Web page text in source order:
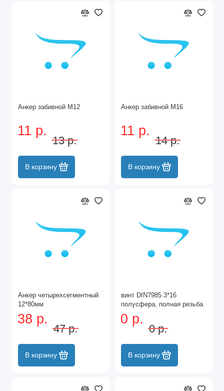
Анкер забивной М12
11 р.
13 р.
В корзину
Анкер забивной М16
11 р.
14 р.
В корзину
Анкер четырехсегментный
12*80мм
38 р.
47 р.
В корзину
винт DIN7985 3*16
полусфера, полная резьба
0 р.
0 р.
В корзину